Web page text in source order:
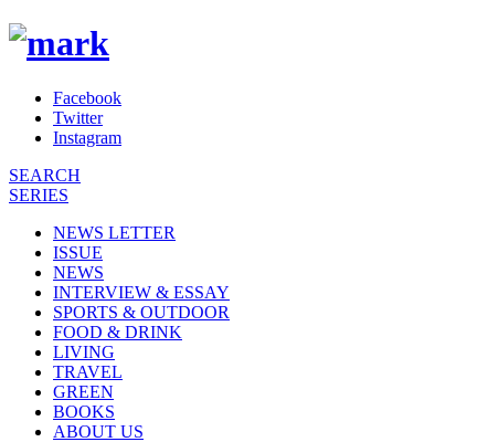
Facebook
Twitter
Instagram
SEARCH
SERIES
NEWS LETTER
ISSUE
NEWS
INTERVIEW & ESSAY
SPORTS & OUTDOOR
FOOD & DRINK
LIVING
TRAVEL
GREEN
BOOKS
ABOUT US